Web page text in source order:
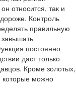
относится, так и
Контроль
правильную
завышать
постоянно
даст только
Кроме золотых,
которые можно